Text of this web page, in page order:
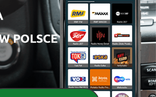
se convierte en una forma de vivir
García Paine.
Eli Romero se hizo y lo cambió
la que no eres la misma desde
con Susana Carmona